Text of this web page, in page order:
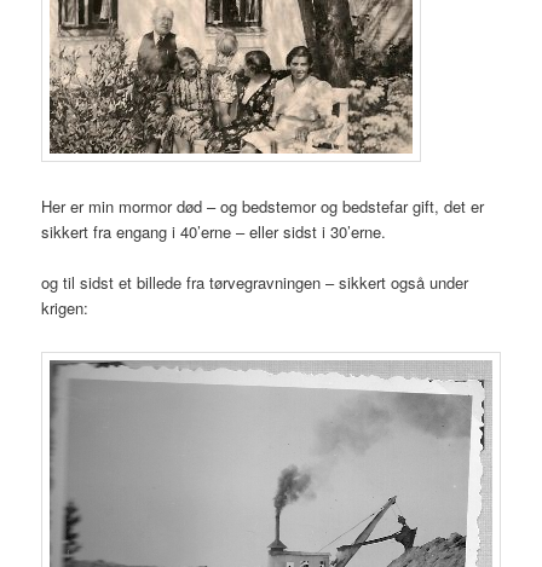
Her er min mormor død – og bedstemor og bedstefar gift, det er
sikkert fra engang i 40’erne – eller sidst i 30’erne.
og til sidst et billede fra tørvegravningen – sikkert også under
krigen: